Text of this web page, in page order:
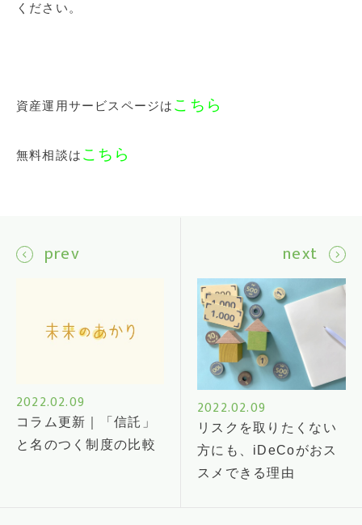
ください。
資産運用サービスページは こちら
無料相談は こちら
prev
2022.02.09
コラム更新｜「信託」
と名のつく制度の比較
next
2022.02.09
リスクを取りたくない
方にも、iDeCoがおス
スメできる理由